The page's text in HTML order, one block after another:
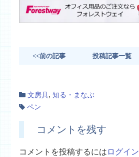
<<前の記事 投稿記事一覧
文房具,知る・まなぶ
ペン
コメントを残す
コメントを投稿するには ログイン